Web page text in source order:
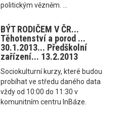
politickým vězněm. ...
BÝT RODIČEM V ČR...
Těhotenství a porod ...
30.1.2013... Předškolní
zařízení... 13.2.2013
Sociokulturní kurzy, které budou
probíhat ve středu daného data
vždy od 10:00 do 11:30 v
komunitním centru InBáze.